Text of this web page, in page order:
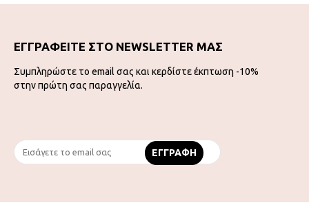
ΕΓΓΡΑΦΕΙΤΕ ΣΤΟ NEWSLETTER ΜΑΣ
Συμπληρώστε το email σας και κερδίστε έκπτωση -10%
στην πρώτη σας παραγγελία.